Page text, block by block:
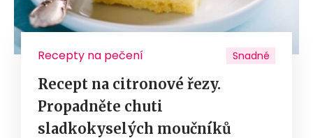
Recepty na pečení Snadné
Recept na citronové řezy.
Propadněte chuti
sladkokyselých moučníků